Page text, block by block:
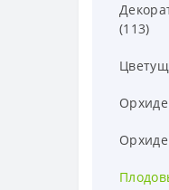
(113)